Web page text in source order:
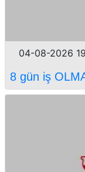
04-08-2026
8 gün iş